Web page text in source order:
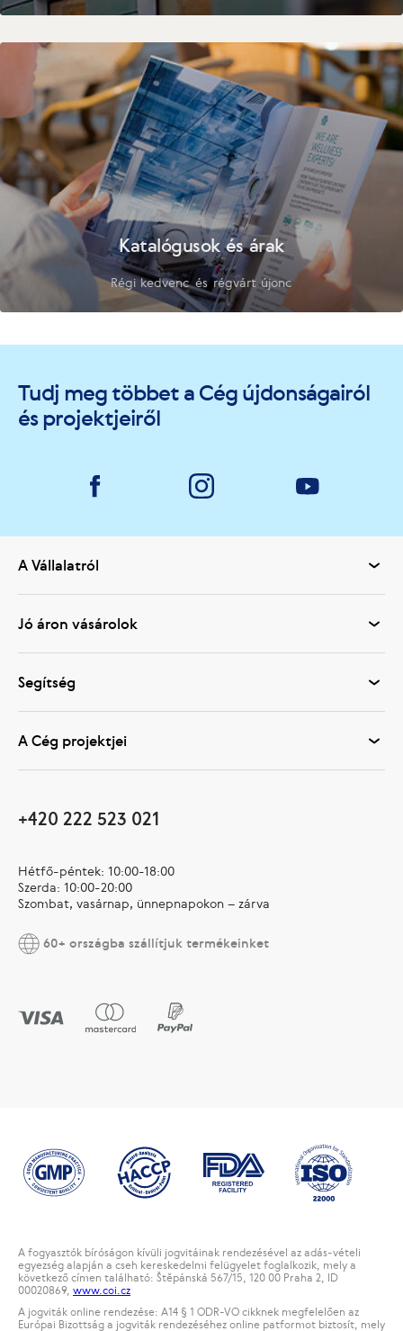
Katalógusok és árak
Régi kedvenc és régvárt újonc
Tudj meg többet a Cég újdonságairól
és projektjeiről
A Vállalatról
Jó áron vásárolok
Segítség
A Cég projektjei
+420 222 523 021
Hétfő-péntek: 10:00-18:00
Szerda: 10:00-20:00
Szombat, vasárnap, ünnepnapokon – zárva
60+ országba szállítjuk termékeinket
A fogyasztók bíróságon kívüli jogvitáinak rendezésével az adás-vételi
egyezség alapján a cseh kereskedelmi felügyelet foglalkozik, mely a
következő címen található: Štěpánská 567/15, 120 00 Praha 2, ID
00020869, www.coi.cz
A jogviták online rendezése: A14 § 1 ODR-VO cikknek megfelelően az
Európai Bizottság a jogviták rendezéséhez online patformot biztosít, mely